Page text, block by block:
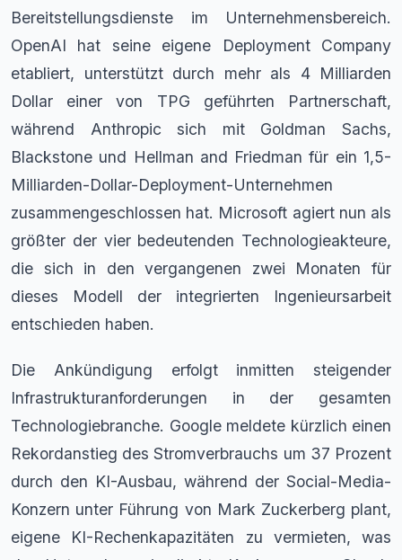
Bereitstellungsdienste im Unternehmensbereich.
OpenAI hat seine eigene Deployment Company
etabliert, unterstützt durch mehr als 4 Milliarden
Dollar einer von TPG geführten Partnerschaft,
während Anthropic sich mit Goldman Sachs,
Blackstone und Hellman and Friedman für ein 1,5-
Milliarden-Dollar-Deployment-Unternehmen
zusammengeschlossen hat. Microsoft agiert nun als
größter der vier bedeutenden Technologieakteure,
die sich in den vergangenen zwei Monaten für
dieses Modell der integrierten Ingenieursarbeit
entschieden haben.
Die Ankündigung erfolgt inmitten steigender
Infrastrukturanforderungen in der gesamten
Technologiebranche. Google meldete kürzlich einen
Rekordanstieg des Stromverbrauchs um 37 Prozent
durch den KI-Ausbau, während der Social-Media-
Konzern unter Führung von Mark Zuckerberg plant,
eigene KI-Rechenkapazitäten zu vermieten, was